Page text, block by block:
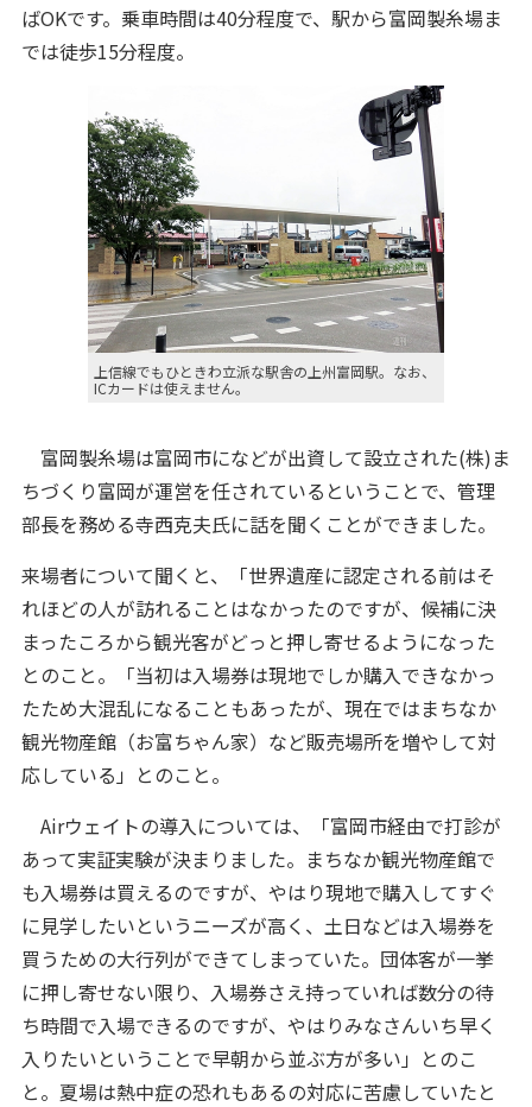
ばOKです。乗車時間は40分程度で、駅から富岡製糸場ま
では徒歩15分程度。
上信線でもひときわ立派な駅舎の上州富岡駅。なお、
ICカードは使えません。
富岡製糸場は富岡市になどが出資して設立された(株)ま
ちづくり富岡が運営を任されているということで、管理
部長を務める寺西克夫氏に話を聞くことができました。
来場者について聞くと、「世界遺産に認定される前はそ
れほどの人が訪れることはなかったのですが、候補に決
まったころから観光客がどっと押し寄せるようになった
とのこと。「当初は入場券は現地でしか購入できなかっ
たため大混乱になることもあったが、現在ではまちなか
観光物産館（お富ちゃん家）など販売場所を増やして対
応している」とのこと。
Airウェイトの導入については、「富岡市経由で打診が
あって実証実験が決まりました。まちなか観光物産館で
も入場券は買えるのですが、やはり現地で購入してすぐ
に見学したいというニーズが高く、土日などは入場券を
買うための大行列ができてしまっていた。団体客が一挙
に押し寄せない限り、入場券さえ持っていれば数分の待
ち時間で入場できるのですが、やはりみなさんいち早く
入りたいということで早朝から並ぶ方が多い」とのこ
と。夏場は熱中症の恐れもあるの対応に苦慮していたと